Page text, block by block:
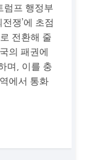
럼프 행정부
쟁’에 초점
전환해 줄
의 패권에
며, 이를 충
에서 통화